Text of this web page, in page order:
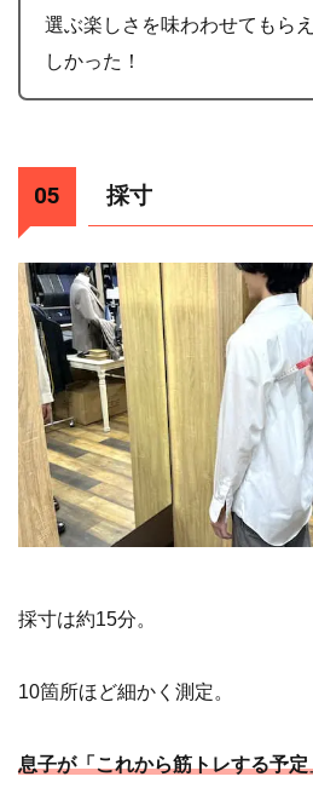
選ぶ楽しさを味わわせてもら
しかった！
採寸
採寸は約15分。
10箇所ほど細かく測定。
息子が「これから筋トレする予